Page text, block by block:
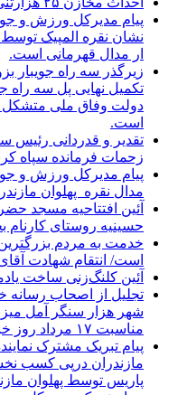
پیام مدیرکل ورزش و
نشان نقره المپیک توسط
ار مدال قهرمانی است.
زیرگذر سه راه جویبار
تکمیل نهایی پل سه راه
دولت وفاق ملی متشکل
است.
تقدیر و قدردانی رئیس
زحمات فرمانده سپاه
پیام مدیرکل ورزش و
مدال نقره پهلوان
آئین افتتاحیه مسجد
حسینیه روستای
خدمت به مردم
است/ انتقام شهادت
آئین کلنگ‌زنی ساخت
تجلیل از اصحاب رسانه
شهر هزار سنگر آمل
مناسبت ۱۷ مرداد روز خبرنگار بود.
پیام تبریک مشترک
مازندران درپی کسب
پاریس توسط پهلوان